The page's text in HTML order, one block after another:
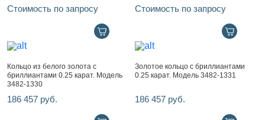
Стоимость по запросу Стоимость по запросу
Кольцо из белого золота с
бриллиантами 0.25 карат. Модель
3482-1330
186 457 руб.
Золотое кольцо с бриллиантами
0.25 карат. Модель 3482-1331
186 457 руб.